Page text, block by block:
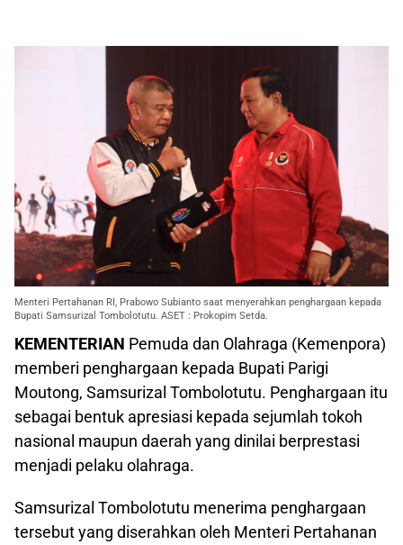
Menteri Pertahanan RI, Prabowo Subianto saat menyerahkan penghargaan kepada
Bupati Samsurizal Tombolotutu. ASET : Prokopim Setda.
KEMENTERIAN Pemuda dan Olahraga (Kemenpora)
memberi penghargaan kepada Bupati Parigi
Moutong, Samsurizal Tombolotutu. Penghargaan itu
sebagai bentuk apresiasi kepada sejumlah tokoh
nasional maupun daerah yang dinilai berprestasi
menjadi pelaku olahraga.
Samsurizal Tombolotutu menerima penghargaan
tersebut yang diserahkan oleh Menteri Pertahanan